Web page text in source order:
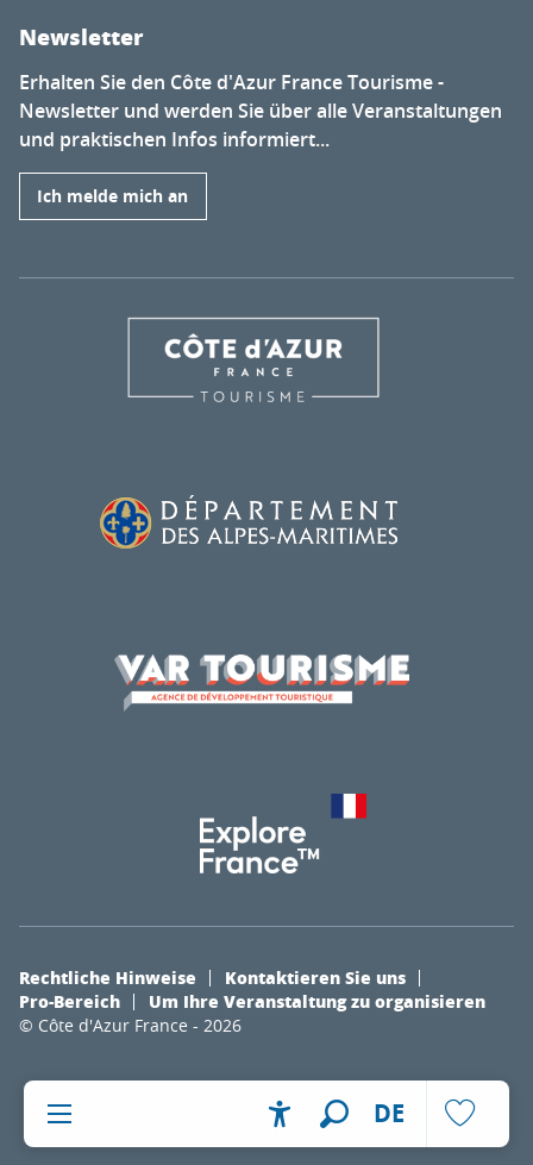
AccessibilitéVoir les
Suche
DE
Newsletter
Erhalten Sie den Côte d'Azur France Tourisme -
Newsletter und werden Sie über alle Veranstaltungen
und praktischen Infos informiert...
Ich melde mich an
© Côte d'Azur France - 2026
Rechtliche Hinweise
Kontaktieren Sie uns
Pro-Bereich
Um Ihre Veranstaltung zu organisieren